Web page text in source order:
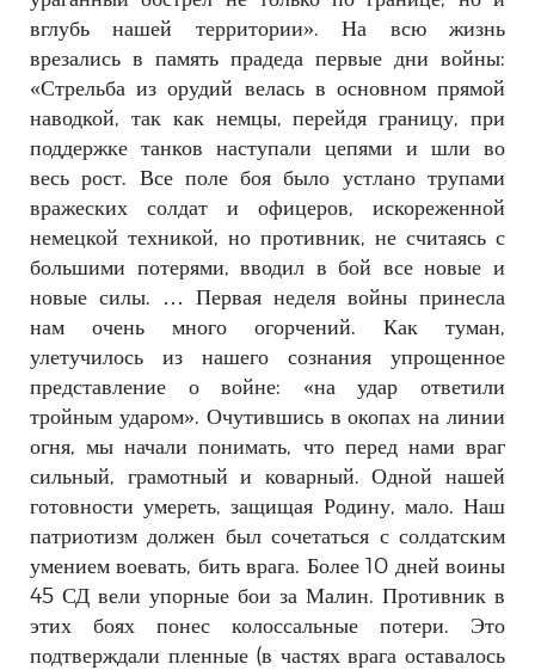
вглубь нашей территории».На всю жизнь
врезались в память прадеда первые дни войны:
«Стрельба из орудий велась в основном прямой
наводкой, так как немцы, перейдя границу, при
поддержке танков наступали цепями и шли во
весь рост. Все поле боя было устлано трупами
вражеских солдат и офицеров, искореженной
немецкой техникой, но противник, не считаясь с
большими потерями, вводил в бой все новые и
новые силы. … Первая неделя войны принесла
нам очень много огорчений. Как туман,
улетучилось из нашего сознания упрощенное
представление о войне: «на удар ответили
тройным ударом». Очутившись в окопах на линии
огня, мы начали понимать, что перед нами враг
сильный, грамотный и коварный. Одной нашей
готовности умереть, защищая Родину, мало. Наш
патриотизм должен был сочетаться с солдатским
умением воевать, бить врага. Более 10 дней воины
45 СД вели упорные бои за Малин. Противник в
этих боях понес колоссальные потери. Это
подтверждали пленные (в частях врага оставалось